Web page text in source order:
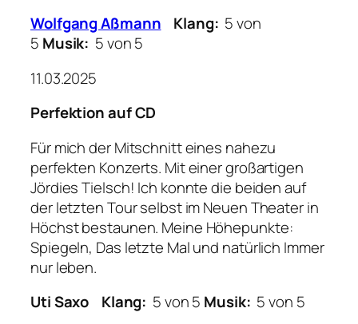
Wolfgang Aßmann
Klang: 5 von
5 Musik: 5 von 5
11.03.2025
Perfektion auf CD
Für mich der Mitschnitt eines nahezu
perfekten Konzerts. Mit einer großartigen
Jördies Tielsch! Ich konnte die beiden auf
der letzten Tour selbst im Neuen Theater in
Höchst bestaunen. Meine Höhepunkte:
Spiegeln, Das letzte Mal und natürlich Immer
nur leben.
Uti Saxo
Klang: 5 von 5 Musik: 5 von 5